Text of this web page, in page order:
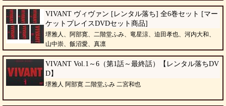
VIVANT ヴィヴァン [レンタル落ち] 全6巻セット [マー
ケットプレイスDVDセット商品]
堺雅人、阿部寛、二階堂ふみ、竜星涼、迫田孝也、河内大和、
山中崇、飯沼愛、真凛
VIVANT Vol.1～6（第1話～最終話）【レンタル落ちDV
D】
堺雅人 阿部寛 二階堂ふみ 二宮和也